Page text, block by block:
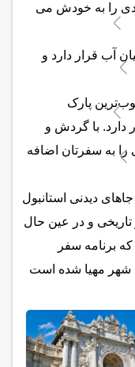
را به خودش می
آب قرار دارد و
پارک‌
دارد. با گردش و
را به سفرتان اضافه
دیدنی استانبول
و در عین حال
که برنامه سفر
شهر مهیا شده است